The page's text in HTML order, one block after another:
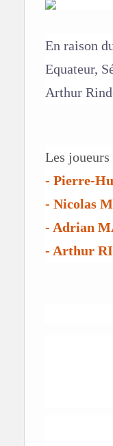
En raison
Equateur,
Arthur
T
t
Les
- Pierre-
- Nicolas
- Adrian
- Arthur